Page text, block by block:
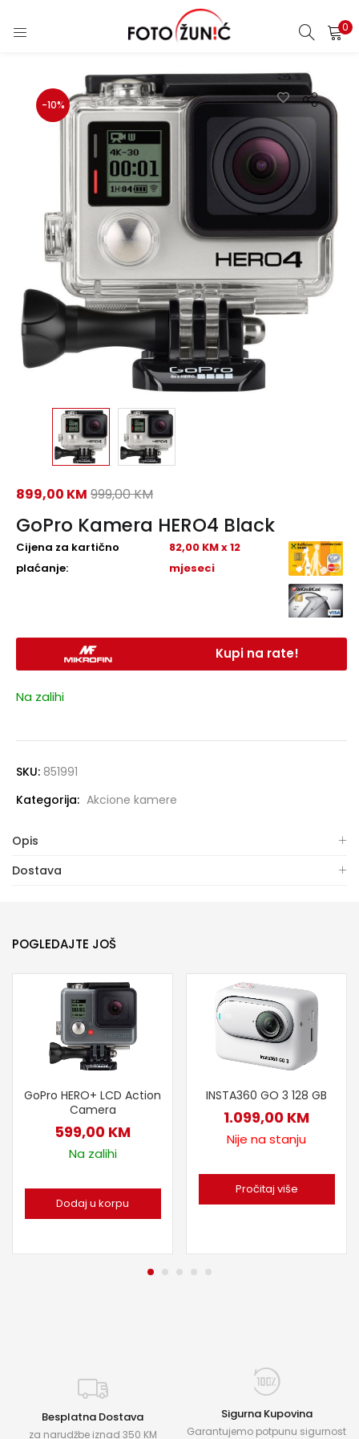
0
-10%
GoPro Kamera HERO4 Black
899,00 KM 999,00KM
Cijena za kartično
plaćanje:
82,00 KM x 12
mjeseci
Kupi na rate!
Na zalihi
SKU: 851991
Kategorija: Akcione kamere
Opis
Dostava
POGLEDAJTE JOŠ
GoPro HERO+ LCD Action
Camera
599,00 KM
Na zalihi
Dodaj u korpu
INSTA360 GO 3 128 GB
1.099,00 KM
Nije na stanju
Pročitaj više
Besplatna Dostava
za narudžbe iznad 350 KM
Sigurna Kupovina
Garantujemo potpunu sigurnost